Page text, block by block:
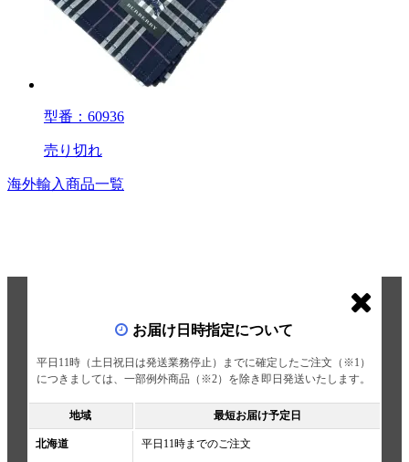
型番：60936
売り切れ
海外輸入商品一覧
お届け日時指定について
平日11時（土日祝日は発送業務停止）までに確定したご注文（※1）
につきましては、一部例外商品（※2）を除き即日発送いたします。
地域 最短お届け予定日
北海道 平日11時までのご注文